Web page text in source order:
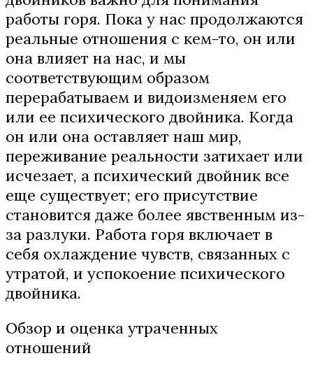
работы горя. Пока у нас продолжаются
реальные отношения с кем-то, он или
она влияет на нас, и мы
соответствующим образом
перерабатываем и видоизменяем его
или ее психического двойника. Когда
он или она оставляет наш мир,
переживание реальности затихает или
исчезает, а психический двойник все
еще существует; его присутствие
становится даже более явственным из-
за разлуки. Работа горя включает в
себя охлаждение чувств, связанных с
утратой, и успокоение психического
двойника.
Обзор и оценка утраченных
отношений